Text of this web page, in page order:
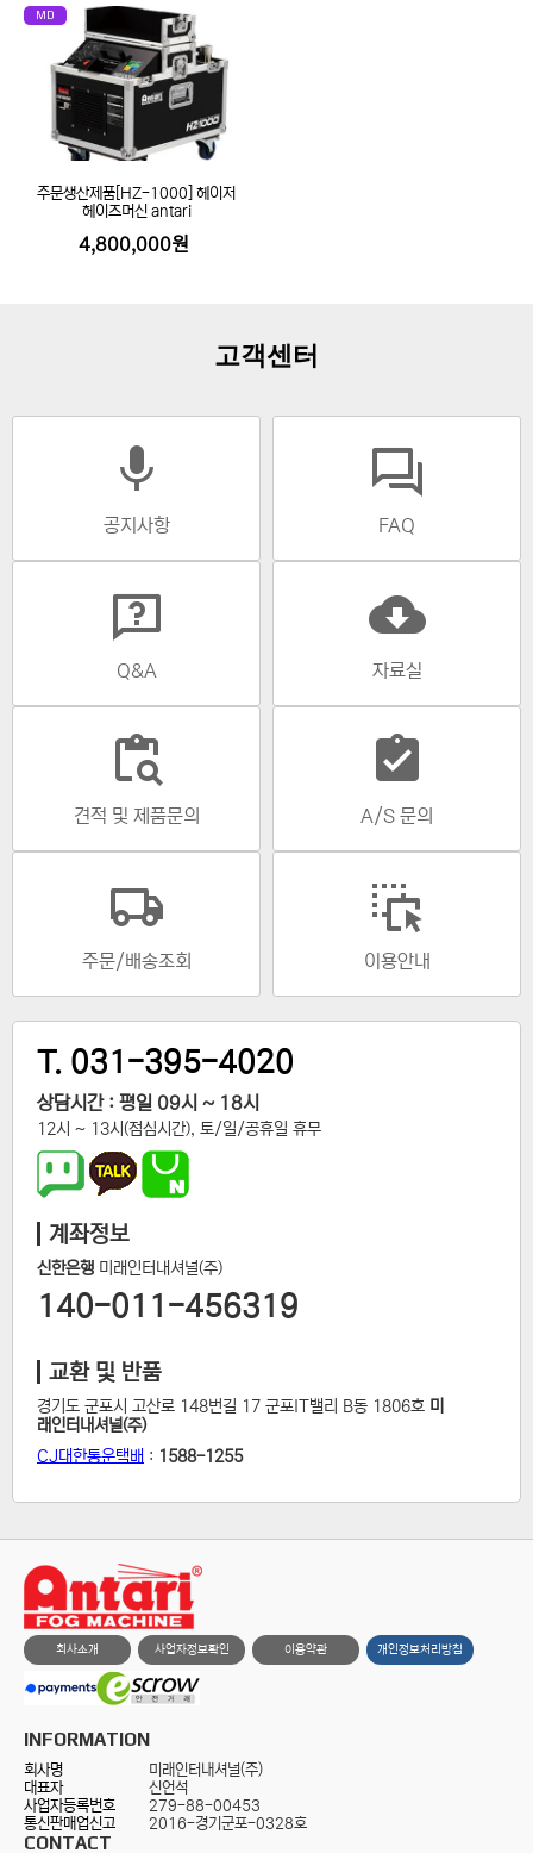
MD
주문생산제품[HZ-1000] 헤이저
헤이즈머신 antari
4,800,000원
고객센터
mic
공지사항 FAQ
Q&A
cloud_download
자료실
content_paste_search
견적 및 제품문의
assignment_turned_in
A/S 문의
주문/배송조회 이용안내
T. 031-395-4020
상담시간 : 평일 09시 ~ 18시
12시 ~ 13시(점심시간), 토/일/공휴일 휴무
계좌정보
신한은행 미래인터내셔널(주)
140-011-456319
교환 및 반품
경기도 군포시 고산로 148번길 17 군포IT밸리 B동 1806호 미
래인터내셔널(주)
CJ대한통운택배 : 1588-1255
회사소개 사업자정보확인 이용약관 개인정보처리방침
INFORMATION
회사명
미래인터내셔널(주)
대표자
신언석
사업자등록번호
279-88-00453
통신판매업신고
2016-경기군포-0328호
CONTACT